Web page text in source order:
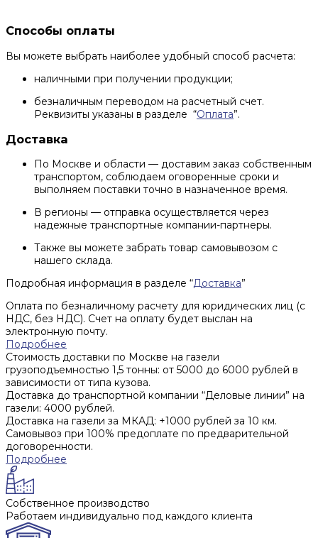
Способы оплаты
Вы можете выбрать наиболее удобный способ расчета:
наличными при получении продукции;
безналичным переводом на расчетный счет.
Реквизиты указаны в разделе “Оплата”.
Доставка
По Москве и области — доставим заказ собственным
транспортом, соблюдаем оговоренные сроки и
выполняем поставки точно в назначенное время.
В регионы — отправка осуществляется через
надежные транспортные компании-партнеры.
Также вы можете забрать товар самовывозом с
нашего склада.
Подробная информация в разделе “Доставка”
Оплата по безналичному расчету для юридических лиц (с
НДС, без НДС). Счет на оплату будет выслан на
электронную почту.
Подробнее
Стоимость доставки по Москве на газели
грузоподъемностью 1,5 тонны: от 5000 до 6000 рублей в
зависимости от типа кузова.
Доставка до транспортной компании “Деловые линии” на
газели: 4000 рублей.
Доставка на газели за МКАД: +1000 рублей за 10 км.
Самовывоз при 100% предоплате по предварительной
договоренности.
Подробнее
Собственное производство
Работаем индивидуально под каждого клиента